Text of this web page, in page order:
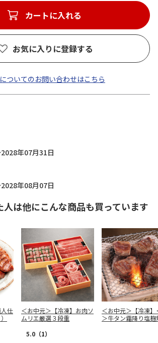
カートに入れる
お気に入りに登録する
ついてのお問い合わせはこちら
年07月31日
年08月07日
人は他にこんな商品も買っています
仕
＜お中元＞【冷凍】お肉ソ
ムリエ厳選３段重
5.0 （1）
＜お中元＞【冷凍】
＞牛タン霜降り塩麹